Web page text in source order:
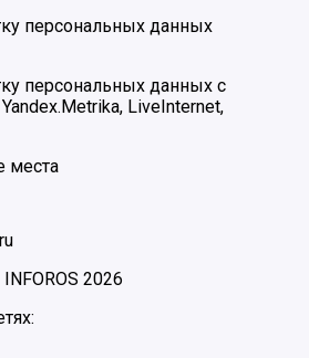
персональных данных
персональных данных с
LiveInternet,
места
INFOROS 2026